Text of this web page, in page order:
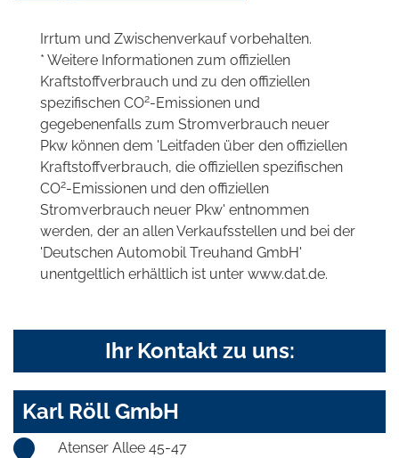
Irrtum und Zwischenverkauf vorbehalten.
* Weitere Informationen zum offiziellen
Kraftstoffverbrauch und zu den offiziellen
spezifischen CO2-Emissionen und
gegebenenfalls zum Stromverbrauch neuer
Pkw können dem 'Leitfaden über den offiziellen
Kraftstoffverbrauch, die offiziellen spezifischen
CO2-Emissionen und den offiziellen
Stromverbrauch neuer Pkw' entnommen
werden, der an allen Verkaufsstellen und bei der
'Deutschen Automobil Treuhand GmbH'
unentgeltlich erhältlich ist unter www.dat.de.
Ihr Kontakt zu uns:
Karl Röll GmbH
Atenser Allee 45-47